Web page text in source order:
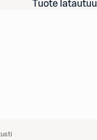
Tuote latautuu